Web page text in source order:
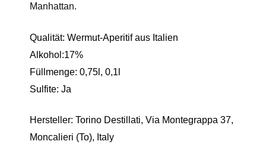
Manhattan.
Qualität: Wermut-Aperitif aus Italien
Alkohol:17%
Füllmenge: 0,75l, 0,1l
Sulfite: Ja
Hersteller: Torino Destillati, Via Montegrappa 37,
Moncalieri (To), Italy